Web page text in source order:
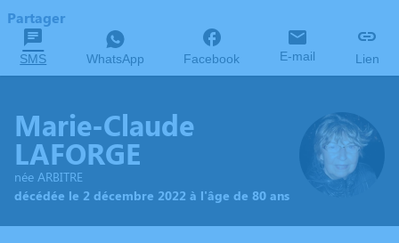
Partager
SMS WhatsApp Facebook E-mail Lien
Marie-Claude
LAFORGE
née ARBITRE
décédée le 2 décembre 2022 à l'âge de 80 ans